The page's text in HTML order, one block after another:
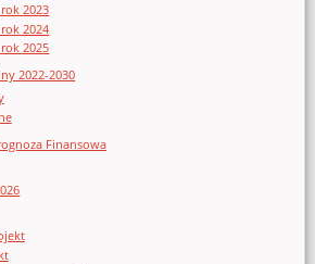
2023
2024
2025
2022-2030
Finansowa